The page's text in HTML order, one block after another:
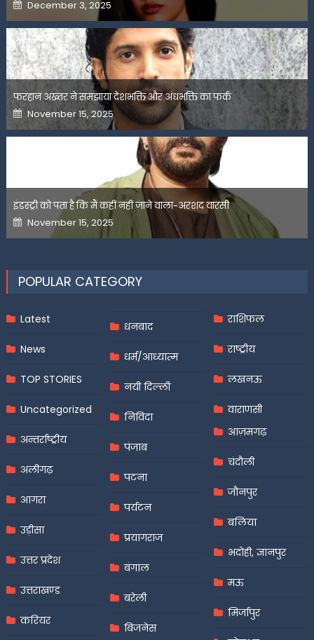
on
December 3, 2025
फरहान अख्तर ने समझाया देशभक्ति और अंधभक्ति का फर्क
Posted
on
November 15, 2025
इंडस्ट्री को पता है कि मैं कहीं नहीं जाने वाला-अरशद वारसी
Posted
on
November 15, 2025
POPULAR CATEGORY
Latest
News
TOP STORIES
Uncategorized
अन्तर्राष्ट्रीय
अलीगढ़
आगरा
उड़ीसा
उत्तर प्रदेश
उत्तराखण्ड
करियर
धनबाद
धर्म/आध्यात्म
नयी दिल्ली
निविदा
पंजाब
पटना
पर्यटन
प्रयागराज
बंगाल
बरेली
बिजनेस
राशिफल
राष्ट्रीय
लखनऊ
वाराणसी
आज़मगढ़
चंदौली
जौनपुर
बलिया
भदोही, ज्ञानपुर
मऊ
मिर्जापुर